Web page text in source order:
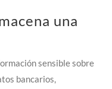
una
sensible sobre
bancarios,